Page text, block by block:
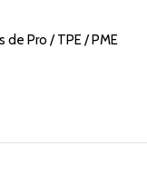
Pro / TPE / PME